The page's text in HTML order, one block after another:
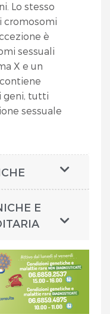
Lo stesso
cromosomi
è
sessuali
X e un
geni, tutti
sessuale
E